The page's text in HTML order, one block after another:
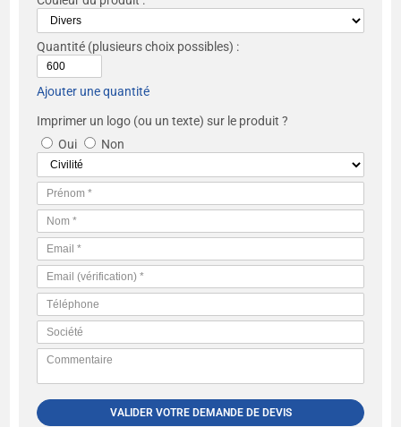
Quantité (plusieurs choix possibles) :
Ajouter une quantité
Imprimer un logo (ou un texte) sur le produit ?
Oui
Non
VALIDER VOTRE DEMANDE DE DEVIS